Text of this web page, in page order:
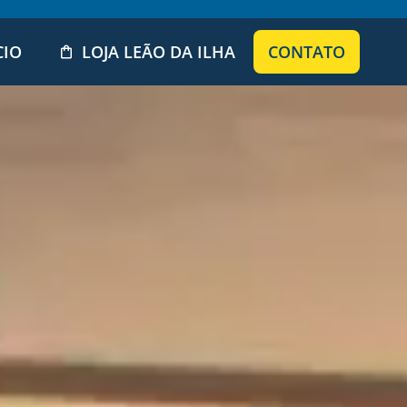
LOJA LEÃO DA ILHA CONTATO